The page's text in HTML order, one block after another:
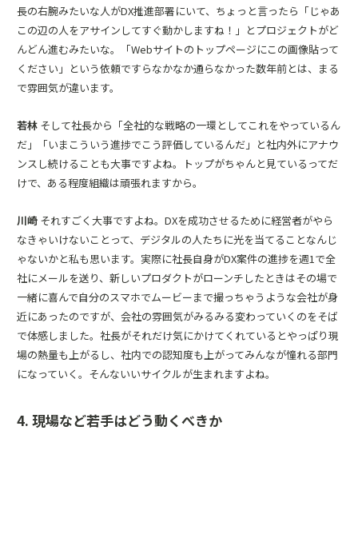
長の右腕みたいな人がDX推進部署にいて、ちょっと言ったら「じゃあ
この辺の人をアサインしてすぐ動かしますね！」とプロジェクトがど
んどん進むみたいな。「Webサイトのトップページにこの画像貼って
ください」という依頼ですらなかなか通らなかった数年前とは、まる
で雰囲気が違います。
若林 そして社長から「全社的な戦略の一環としてこれをやっているん
だ」「いまこういう進捗でこう評価しているんだ」と社内外にアナウ
ンスし続けることも大事ですよね。トップがちゃんと見ているってだ
けで、ある程度組織は頑張れますから。
川崎 それすごく大事ですよね。DXを成功させるために経営者がやら
なきゃいけないことって、デジタルの人たちに光を当てることなんじ
ゃないかと私も思います。実際に社長自身がDX案件の進捗を週1で全
社にメールを送り、新しいプロダクトがローンチしたときはその場で
一緒に喜んで自分のスマホでムービーまで撮っちゃうような会社が身
近にあったのですが、会社の雰囲気がみるみる変わっていくのをそば
で体感しました。社長がそれだけ気にかけてくれているとやっぱり現
場の熱量も上がるし、社内での認知度も上がってみんなが憧れる部門
になっていく。そんないいサイクルが生まれますよね。
4. 現場など若手はどう動くべきか